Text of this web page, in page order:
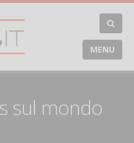
MENU
sul mondo